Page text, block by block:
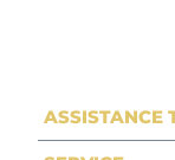
ASSISTANCE